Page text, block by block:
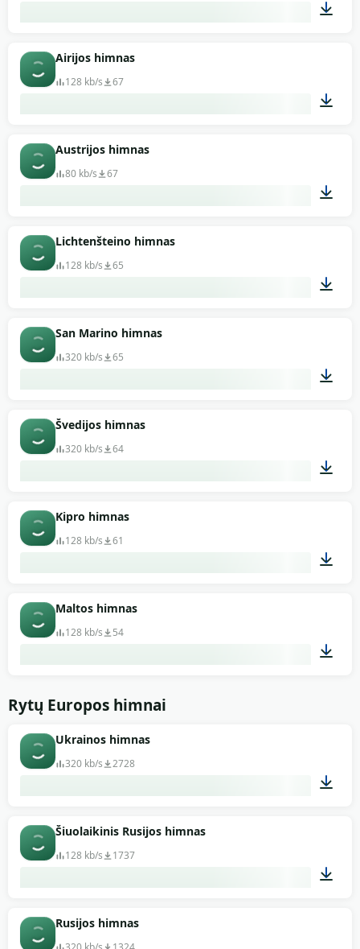
Airijos himnas
128 kb/s 67
Austrijos himnas
80 kb/s 67
Lichtenšteino himnas
128 kb/s 65
San Marino himnas
320 kb/s 65
Švedijos himnas
320 kb/s 64
Kipro himnas
128 kb/s 61
Maltos himnas
128 kb/s 54
Rytų Europos himnai
Ukrainos himnas
320 kb/s 2728
Šiuolaikinis Rusijos himnas
128 kb/s 1737
Rusijos himnas